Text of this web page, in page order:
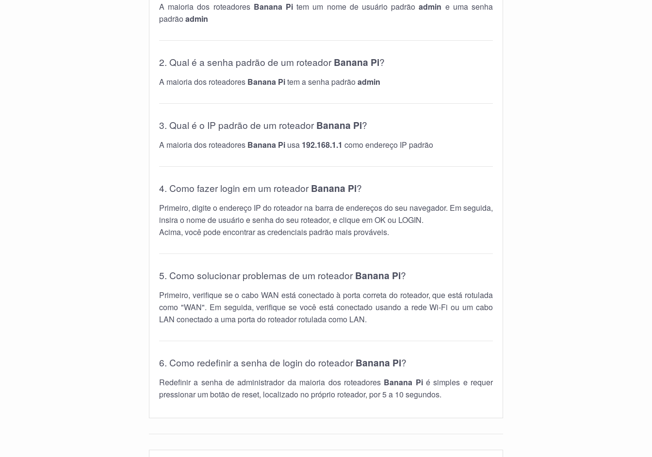
A maioria dos roteadores Banana Pi tem um nome de usuário padrãoadmin e uma senha
padrão admin
2. Qual é a senha padrão de um roteadorBanana Pi?
A maioria dos roteadores Banana Pitem a senha padrão admin
3. Qual é o IP padrão de um roteadorBanana Pi?
A maioria dos roteadores Banana Pi usa 192.168.1.1 como endereço IP padrão
4. Como fazer login em um roteadorBanana Pi?
Primeiro, digite o endereço IP do roteador na barra de endereços do seu navegador. Em seguida,
insira o nome de usuário e senha do seu roteador, e clique em OK ou LOGIN.
Acima, você pode encontrar as credenciais padrão mais prováveis.
5. Como solucionar problemas de um roteadorBanana Pi?
Primeiro, verifique se o cabo WAN está conectado à porta correta do roteador, que está rotulada
como "WAN". Em seguida, verifique se você está conectado usando a rede Wi-Fi ou um cabo
LAN conectado a uma porta do roteador rotulada como LAN.
6. Como redefinir a senha de login do roteadorBanana Pi?
Redefinir a senha de administrador da maioria dos roteadores Banana Pié simples e requer
pressionar um botão de reset, localizado no próprio roteador, por 5 a 10 segundos.